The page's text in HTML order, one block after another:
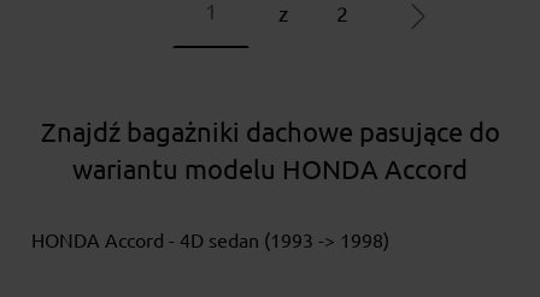
z 2
Znajdź bagażniki dachowe pasujące do
wariantu modelu HONDA Accord
HONDA Accord - 4D sedan (1993 -> 1998)